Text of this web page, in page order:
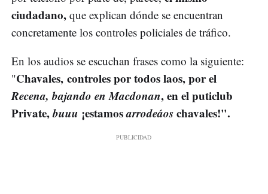
ciudadano, que explican dónde se encuentran
concretamente los controles policiales de tráfico.
En los audios se escuchan frases como la siguiente:
"Chavales, controles por todos laos, por el
Recena, bajando en Macdonan, en el puticlub
Private,buuu ¡estamosarrodeáoschavales!".